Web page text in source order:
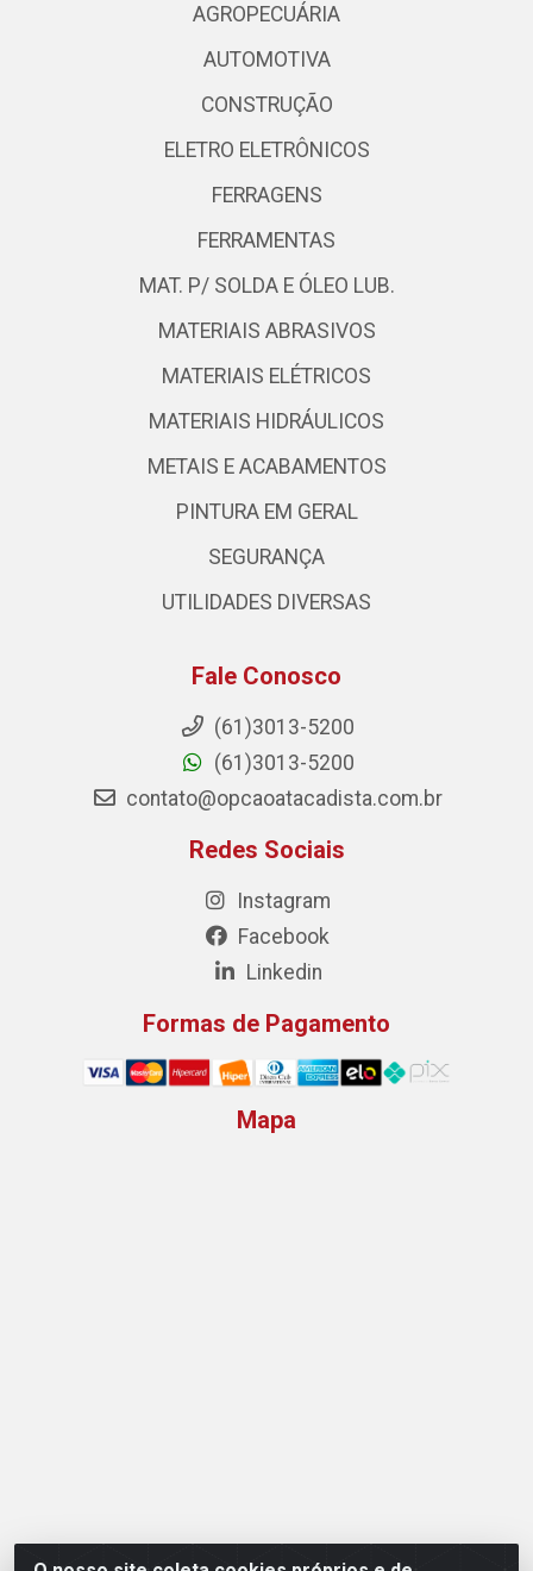
AGROPECUÁRIA
AUTOMOTIVA
CONSTRUÇÃO
ELETRO ELETRÔNICOS
FERRAGENS
FERRAMENTAS
MAT. P/ SOLDA E ÓLEO LUB.
MATERIAIS ABRASIVOS
MATERIAIS ELÉTRICOS
MATERIAIS HIDRÁULICOS
METAIS E ACABAMENTOS
PINTURA EM GERAL
SEGURANÇA
UTILIDADES DIVERSAS
Fale Conosco
(61)3013-5200
(61)3013-5200
contato@opcaoatacadista.com.br
Redes Sociais
Instagram
Facebook
Linkedin
Formas de Pagamento
Mapa